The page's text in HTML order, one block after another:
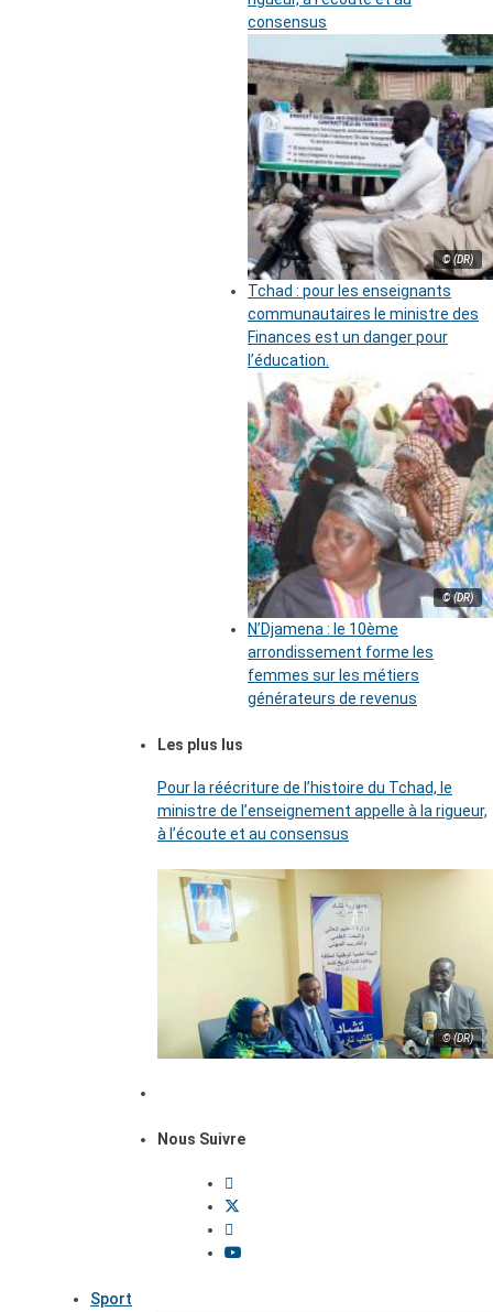
consensus
© (DR)
Tchad : pour les enseignants
communautaires le ministre des
Finances est un danger pour
l’éducation.
© (DR)
N’Djamena : le 10ème
arrondissement forme les
femmes sur les métiers
générateurs de revenus
Les plus lus
Pour la réécriture de l’histoire du Tchad, le
ministre de l’enseignement appelle à la rigueur,
à l’écoute et au consensus
© (DR)
Nous Suivre
Sport